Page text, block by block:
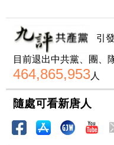
引
目前退出中共黨、團、
464,865,953人
隨處可看新唐人